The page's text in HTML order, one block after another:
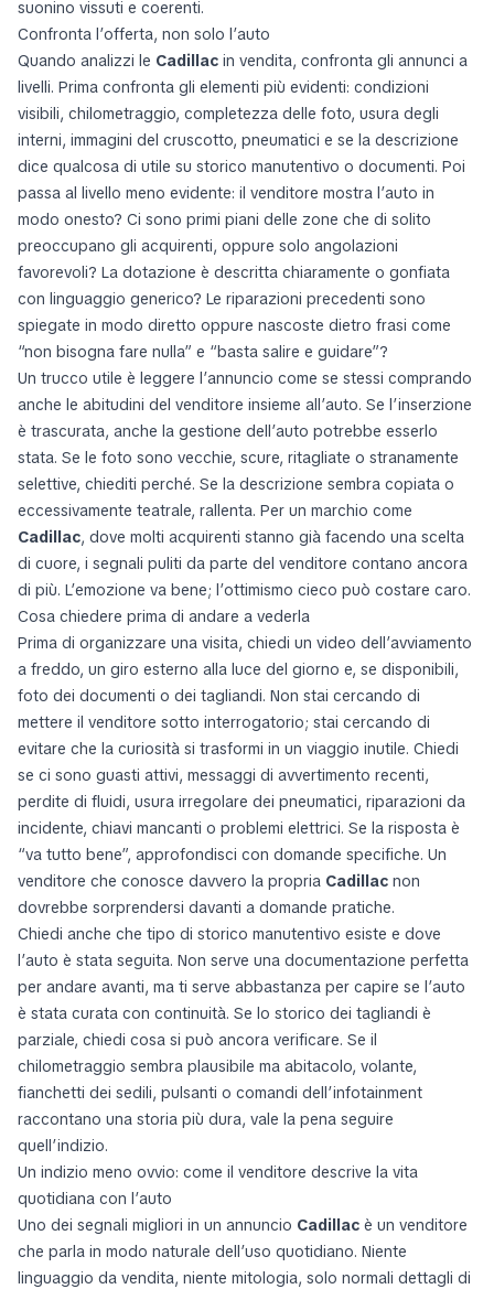
suonino vissuti e coerenti.
Confronta l’offerta, non solo l’auto
Quando analizzi le Cadillac in vendita, confronta gli annunci a
livelli. Prima confronta gli elementi più evidenti: condizioni
visibili, chilometraggio, completezza delle foto, usura degli
interni, immagini del cruscotto, pneumatici e se la descrizione
dice qualcosa di utile su storico manutentivo o documenti. Poi
passa al livello meno evidente: il venditore mostra l’auto in
modo onesto? Ci sono primi piani delle zone che di solito
preoccupano gli acquirenti, oppure solo angolazioni
favorevoli? La dotazione è descritta chiaramente o gonfiata
con linguaggio generico? Le riparazioni precedenti sono
spiegate in modo diretto oppure nascoste dietro frasi come
“non bisogna fare nulla” e “basta salire e guidare”?
Un trucco utile è leggere l’annuncio come se stessi comprando
anche le abitudini del venditore insieme all’auto. Se l’inserzione
è trascurata, anche la gestione dell’auto potrebbe esserlo
stata. Se le foto sono vecchie, scure, ritagliate o stranamente
selettive, chiediti perché. Se la descrizione sembra copiata o
eccessivamente teatrale, rallenta. Per un marchio come
Cadillac, dove molti acquirenti stanno già facendo una scelta
di cuore, i segnali puliti da parte del venditore contano ancora
di più. L’emozione va bene; l’ottimismo cieco può costare caro.
Cosa chiedere prima di andare a vederla
Prima di organizzare una visita, chiedi un video dell’avviamento
a freddo, un giro esterno alla luce del giorno e, se disponibili,
foto dei documenti o dei tagliandi. Non stai cercando di
mettere il venditore sotto interrogatorio; stai cercando di
evitare che la curiosità si trasformi in un viaggio inutile. Chiedi
se ci sono guasti attivi, messaggi di avvertimento recenti,
perdite di fluidi, usura irregolare dei pneumatici, riparazioni da
incidente, chiavi mancanti o problemi elettrici. Se la risposta è
“va tutto bene”, approfondisci con domande specifiche. Un
venditore che conosce davvero la propria Cadillac non
dovrebbe sorprendersi davanti a domande pratiche.
Chiedi anche che tipo di storico manutentivo esiste e dove
l’auto è stata seguita. Non serve una documentazione perfetta
per andare avanti, ma ti serve abbastanza per capire se l’auto
è stata curata con continuità. Se lo storico dei tagliandi è
parziale, chiedi cosa si può ancora verificare. Se il
chilometraggio sembra plausibile ma abitacolo, volante,
fianchetti dei sedili, pulsanti o comandi dell’infotainment
raccontano una storia più dura, vale la pena seguire
quell’indizio.
Un indizio meno ovvio: come il venditore descrive la vita
quotidiana con l’auto
Uno dei segnali migliori in un annuncio Cadillac è un venditore
che parla in modo naturale dell’uso quotidiano. Niente
linguaggio da vendita, niente mitologia, solo normali dettagli di